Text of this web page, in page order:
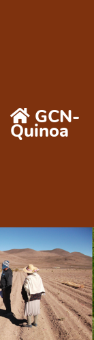
GCN-
Quinoa